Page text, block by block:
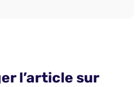
l’article sur